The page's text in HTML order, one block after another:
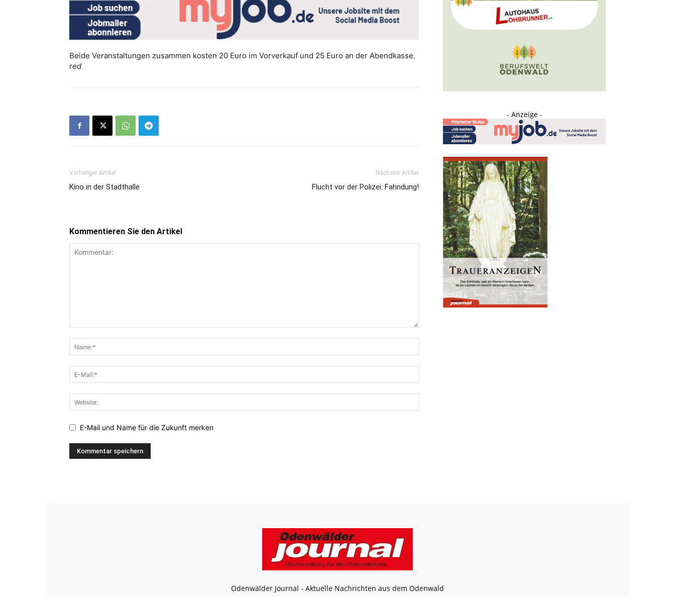
Beide Veranstaltungen zusammen kosten 20 Euro im Vorverkauf und 25 Euro an der Abendkasse.
red
Vorheriger Artikel
Kino in der Stadthalle
Nächster Artikel
Flucht vor der Polizei: Fahndung!
Kommentieren Sie den Artikel
E-Mail und Name für die Zukunft merken
- Anzeige -
Odenwälder Journal - Aktuelle Nachrichten aus dem Odenwald